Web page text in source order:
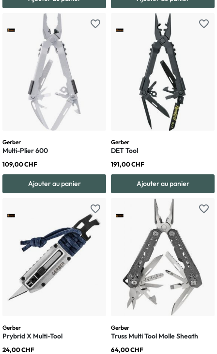
favorite_border
Gerber
Multi-Plier 600
109,00 CHF
Ajouter au panier
favorite_border
Gerber
DET Tool
191,00 CHF
Ajouter au panier
favorite_border
Gerber
Prybrid X Multi-Tool
24,00 CHF
favorite_border
Gerber
Truss Multi Tool Molle Sheath
64,00 CHF